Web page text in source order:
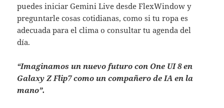
puedes iniciar Gemini Live desde FlexWindow y
preguntarle cosas cotidianas, como si tu ropa es
adecuada para el clima o consultar tu agenda del
día.
“Imaginamos un nuevo futuro con One UI 8 en
Galaxy Z Flip7 como un compañero de IA en la
mano”.